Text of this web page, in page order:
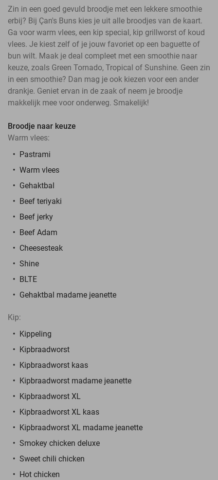
Zin in een goed gevuld broodje met een lekkere smoothie
erbij? Bij Çan's Buns kies je uit alle broodjes van de kaart.
Ga voor warm vlees, een kip special, kip grillworst of koud
vlees. Je kiest zelf of je jouw favoriet op een baguette of
bun wilt. Maak je deal compleet met een smoothie naar
keuze, zoals Green Tornado, Tropical of Sunshine. Geen zin
in een smoothie? Dan mag je ook kiezen voor een ander
drankje. Geniet ervan in de zaak of neem je broodje
makkelijk mee voor onderweg. Smakelijk!
Broodje naar keuze
Warm vlees:
Pastrami
Warm vlees
Gehaktbal
Beef teriyaki
Beef jerky
Beef Adam
Cheesesteak
Shine
BLTE
Gehaktbal madame jeanette
Kip:
Kippeling
Kipbraadworst
Kipbraadworst kaas
Kipbraadworst madame jeanette
Kipbraadworst XL
Kipbraadworst XL kaas
Kipbraadworst XL madame jeanette
Smokey chicken deluxe
Sweet chili chicken
Hot chicken